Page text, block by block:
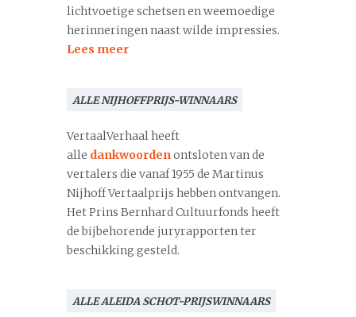
lichtvoetige schetsen en weemoedige
herinneringen naast wilde impressies.
Lees meer
ALLE NIJHOFFPRIJS-WINNAARS
VertaalVerhaal heeft
alle dankwoordenontsloten van de
vertalers die vanaf 1955 de Martinus
Nijhoff Vertaalprijs hebben ontvangen.
Het Prins Bernhard Cultuurfonds heeft
de bijbehorende juryrapporten ter
beschikking gesteld.
ALLE ALEIDA SCHOT-PRIJSWINNAARS